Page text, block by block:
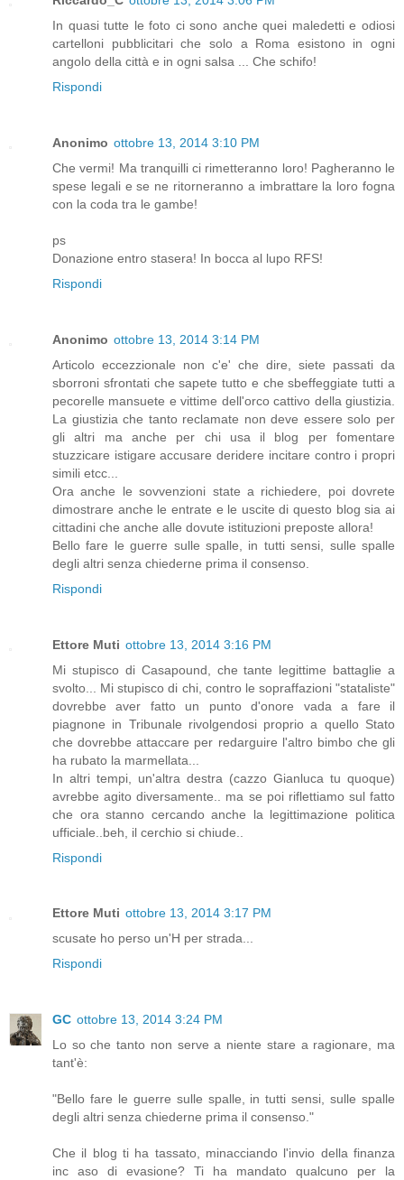
In quasi tutte le foto ci sono anche quei maledetti e odiosi
cartelloni pubblicitari che solo a Roma esistono in ogni
angolo della città e in ogni salsa ... Che schifo!
Rispondi
Anonimo ottobre 13, 2014 3:10 PM
Che vermi! Ma tranquilli ci rimetteranno loro! Pagheranno le
spese legali e se ne ritorneranno a imbrattare la loro fogna
con la coda tra le gambe!
ps
Donazione entro stasera! In bocca al lupo RFS!
Rispondi
Anonimo ottobre 13, 2014 3:14 PM
Articolo eccezzionale non c'e' che dire, siete passati da
sborroni sfrontati che sapete tutto e che sbeffeggiate tutti a
pecorelle mansuete e vittime dell'orco cattivo della giustizia.
La giustizia che tanto reclamate non deve essere solo per
gli altri ma anche per chi usa il blog per fomentare
stuzzicare istigare accusare deridere incitare contro i propri
simili etcc...
Ora anche le sovvenzioni state a richiedere, poi dovrete
dimostrare anche le entrate e le uscite di questo blog sia ai
cittadini che anche alle dovute istituzioni preposte allora!
Bello fare le guerre sulle spalle, in tutti sensi, sulle spalle
degli altri senza chiederne prima il consenso.
Rispondi
Ettore Muti ottobre 13, 2014 3:16 PM
Mi stupisco di Casapound, che tante legittime battaglie a
svolto... Mi stupisco di chi, contro le sopraffazioni "stataliste"
dovrebbe aver fatto un punto d'onore vada a fare il
piagnone in Tribunale rivolgendosi proprio a quello Stato
che dovrebbe attaccare per redarguire l'altro bimbo che gli
ha rubato la marmellata...
In altri tempi, un'altra destra (cazzo Gianluca tu quoque)
avrebbe agito diversamente.. ma se poi riflettiamo sul fatto
che ora stanno cercando anche la legittimazione politica
ufficiale..beh, il cerchio si chiude..
Rispondi
Ettore Muti ottobre 13, 2014 3:17 PM
scusate ho perso un'H per strada...
Rispondi
GC ottobre 13, 2014 3:24 PM
Lo so che tanto non serve a niente stare a ragionare, ma
tant'è:
"Bello fare le guerre sulle spalle, in tutti sensi, sulle spalle
degli altri senza chiederne prima il consenso."
Che il blog ti ha tassato, minacciando l'invio della finanza
inc aso di evasione? Ti ha mandato qualcuno per la